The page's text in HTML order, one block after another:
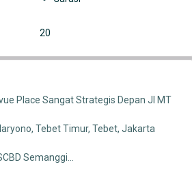
20
Place Sangat Strategis Depan Jl MT
Tebet Timur, Tebet, Jakarta
Semanggi